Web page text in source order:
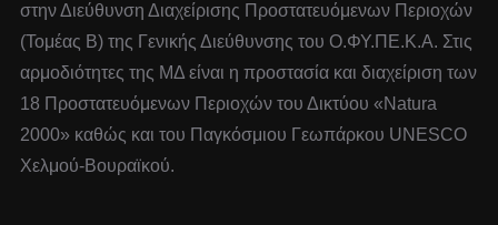
στην Διεύθυνση Διαχείρισης Προστατευόμενων Περιοχών
(Τομέας Β) της Γενικής Διεύθυνσης του Ο.ΦΥ.ΠΕ.Κ.Α. Στις
αρμοδιότητες της ΜΔ είναι η προστασία και διαχείριση των
18 Προστατευόμενων Περιοχών του Δικτύου «Natura
2000» καθώς και του Παγκόσμιου Γεωπάρκου UNESCO
Χελμού-Βουραϊκού.